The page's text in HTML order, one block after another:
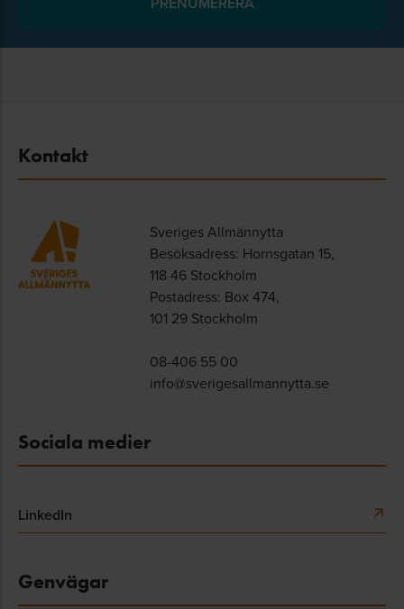
Kontakt
Sveriges Allmännytta
Besöksadress: Hornsgatan 15,
118 46 Stockholm
Postadress: Box 474,
101 29 Stockholm
08-406 55 00
info@sverigesallmannytta.se
Sociala medier
LinkedIn
Genvägar